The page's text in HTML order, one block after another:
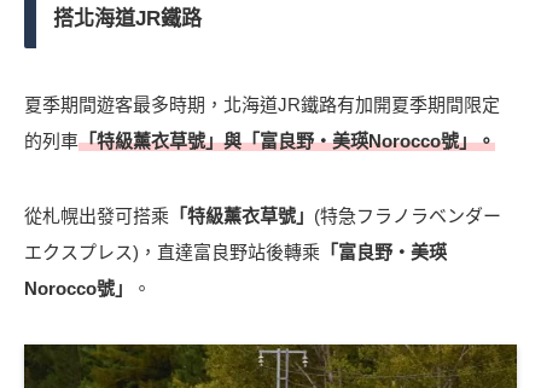
搭北海道JR鐵路
夏季期間遊客最多時期，北海道JR鐵路有加開夏季期間限定
的列車「特級薰衣草號」與「富良野・美瑛Norocco號」。
從札幌出發可搭乘 「特級薰衣草號」 (特急フラノラベンダー
エクスプレス)，直達富良野站後轉乘 「富良野・美瑛
Norocco號」
。